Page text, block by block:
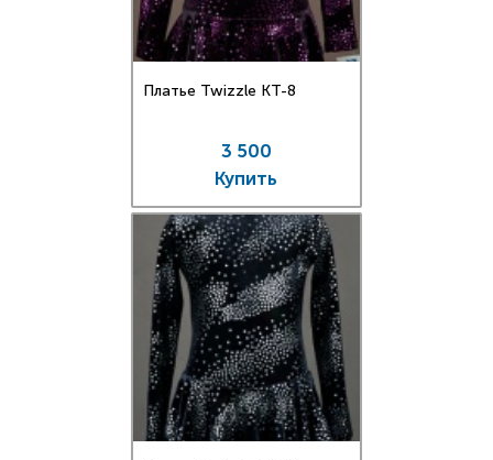
Платье Twizzle КT-8
3 500
Купить